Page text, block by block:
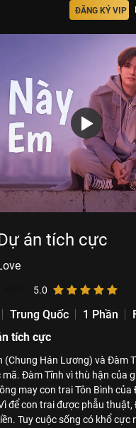
ĐĂNG KÝ VIP
án tích cực
5.0
Trung Quốc 1 Phần
tích cực
(Chung Hán Lương) và Đàm
Đàm Tĩnh vì thù hận của
may con trai Tôn Bình của
để con trai được phẫu thuật,
Tuy cuộc sống có khổ